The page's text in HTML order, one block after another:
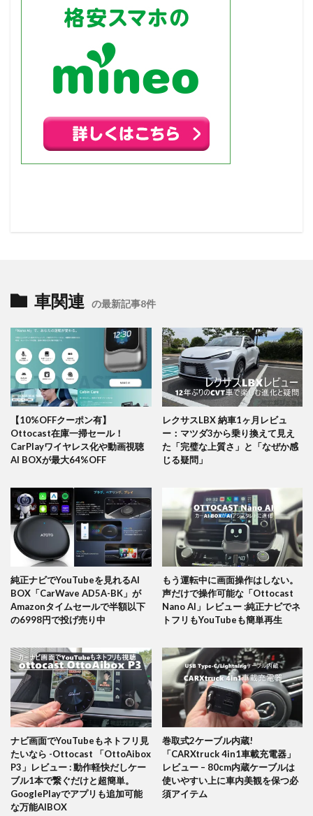
車関連 の最新記事8件
【10%OFFクーポン有】
Ottocast在庫一掃セール！
CarPlayワイヤレス化や動画視聴
AI BOXが最大64%OFF
レクサスLBX 納車1ヶ月レビュ
ー：マツダ3から乗り換えて見え
た「完璧な上質さ」と「なぜか感
じる疑問」
純正ナビでYouTubeを見れるAI
BOX「CarWave AD5A-BK」が
Amazonタイムセールで半額以下
の6998円で投げ売り中
もう運転中に画面操作はしない。
声だけで操作可能な「Ottocast
Nano AI」レビュー :純正ナビでネ
トフリもYouTubeも簡単再生
ナビ画面でYouTubeもネトフリ見
たいなら -Ottocast 「OttoAibox
P3」レビュー : 動作軽快だしケー
ブル1本で繋ぐだけと超簡単。
GooglePlayでアプリも追加可能
な万能AIBOX
巻取式2ケーブル内蔵!
「CARXtruck 4in1車載充電器」
レビュー – 80cm内蔵ケーブルは
使いやすい上に車内美観を保つ必
須アイテム